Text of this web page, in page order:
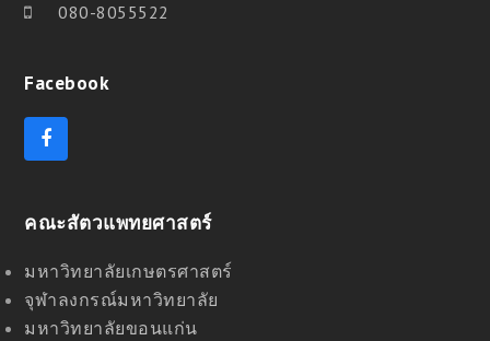
080-8055522
Facebook
F
a
b
o
k
คณะสัตวแพทยศาสตร์
มหาวิทยาลัยเกษตรศาสตร์
จุฬาลงกรณ์มหาวิทยาลัย
มหาวิทยาลัยขอนแก่น